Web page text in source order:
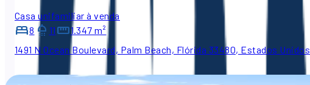
Casa unifamiliar à venda
8
11
1.347 m²
1491 N Ocean Boulevard, Palm Beach, Flórida 33480, Estados Unidos